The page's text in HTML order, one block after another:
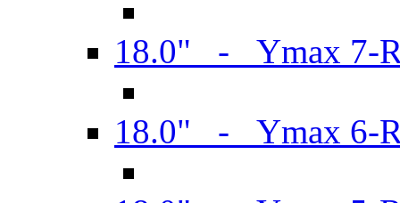
18.0" - Ymax 7-
18.0" - Ymax 6-